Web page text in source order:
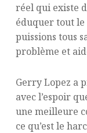
réel qui existe
éduquer tout le
puissions tous
problème et
Gerry Lopez a
avec l’espoir
une meilleure
ce qu’est le